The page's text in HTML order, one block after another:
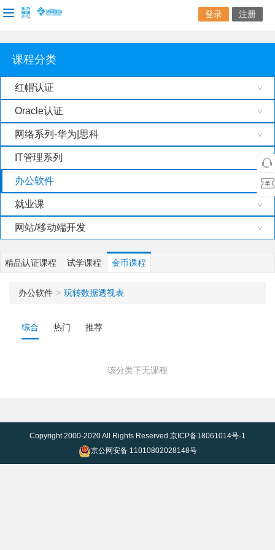
登录 注册
课程分类
>
红帽认证
>
Oracle认证
>
网络系列-华为|思科
>
IT管理系列
办公软件
>
就业课
>
网站/移动端开发
精品认证课程 试学课程 金币课程
办公软件 玩转数据透视表
综合 热门 推荐
该分类下无课程
Copyright 2000-2020 All Rights Reserved 京ICP备18061014号-1
京公网安备 11010802028148号